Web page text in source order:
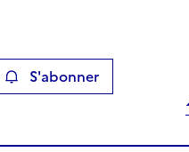
S'abonner